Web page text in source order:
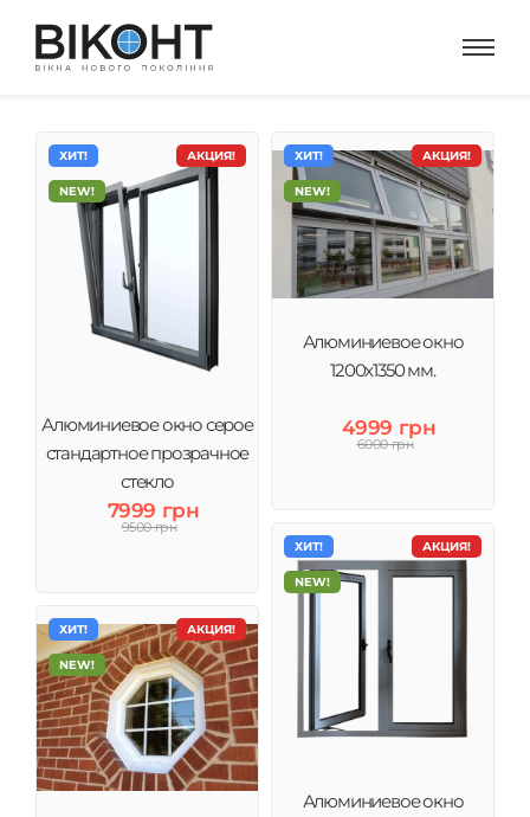
АКЦИЯ!
ХИТ!
NEW!
Алюминиевое окно серое
стандартное прозрачное
стекло
7999 грн
9500 грн
АКЦИЯ!
ХИТ!
NEW!
Алюминиевое окно
1200x1350 мм.
4999 грн
6000 грн
АКЦИЯ!
ХИТ!
NEW!
Алюминиевое окно
АКЦИЯ!
ХИТ!
NEW!